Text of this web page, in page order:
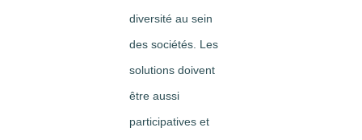
diversité au sein
des sociétés. Les
solutions doivent
être aussi
participatives et